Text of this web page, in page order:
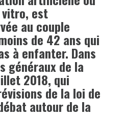
est
au couple
de 42 ans qui
à enfanter. Dans
généraux de la
2018, qui
de la loi de
autour de la